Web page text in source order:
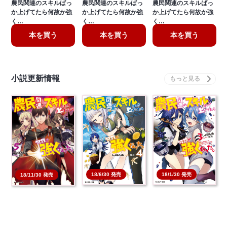
農民関連のスキルばっ
か上げてたら何故か強
く…
本を買う
農民関連のスキルばっ
か上げてたら何故か強
く…
本を買う
農民関連のスキルばっ
か上げてたら何故か強
く…
本を買う
小説更新情報
18/11/30 発売 18/6/30 発売 18/1/30 発売